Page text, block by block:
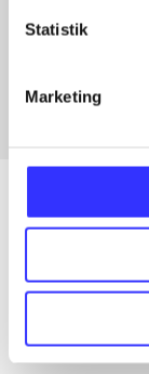
Statistik
Marketing
Artikler
Alle